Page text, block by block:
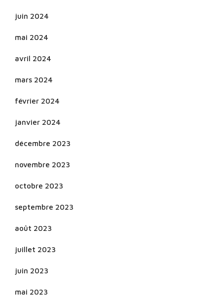
juin 2024
mai 2024
avril 2024
mars 2024
février 2024
janvier 2024
décembre 2023
novembre 2023
octobre 2023
septembre 2023
août 2023
juillet 2023
juin 2023
mai 2023